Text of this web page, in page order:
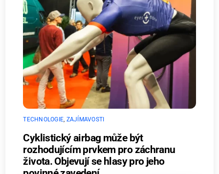
TECHNOLOGIE, ZAJÍMAVOSTI
Cyklistický airbag může být
rozhodujícím prvkem pro záchranu
života. Objevují se hlasy pro jeho